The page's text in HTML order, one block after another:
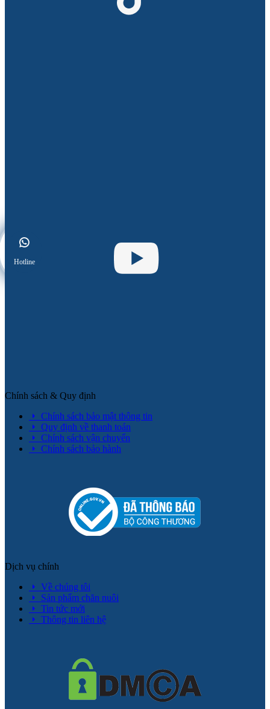
Chính sách & Quy định
Chính sách bảo mật thông tin
Quy định về thanh toán
Chính sách vận chuyển
Chính sách bảo hành
Dịch vụ chính
Về chúng tôi
Sản phẩm chăn nuôi
Tin tức mới
Thông tin liên hệ
Hotline